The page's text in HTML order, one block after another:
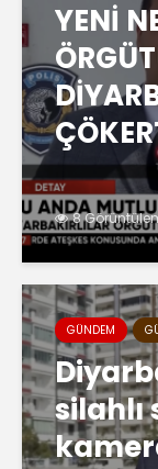
YENİ
8
GÜNDEM
silahlı